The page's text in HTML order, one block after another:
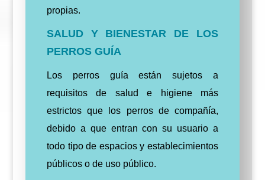
propias.
SALUD Y BIENESTAR DE LOS
PERROS GUÍA
Los perros guía están sujetos a
requisitos de salud e higiene más
estrictos que los perros de compañía,
debido a que entran con su usuario a
todo tipo de espacios y establecimientos
públicos o de uso público.